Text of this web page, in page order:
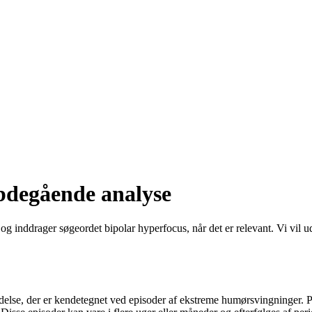
analyse
inddrager søgeordet bipolar hyperfocus, når det er relevant. Vi vil
der er kendetegnet ved episoder af ekstreme